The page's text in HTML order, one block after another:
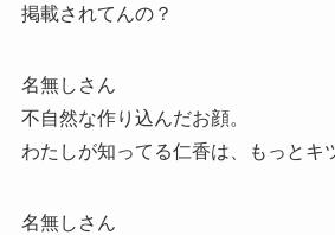
掲載されてんの？
名無しさん
不自然な作り込んだお顔。
わたしが知ってる仁香は、もっとキ
名無しさん